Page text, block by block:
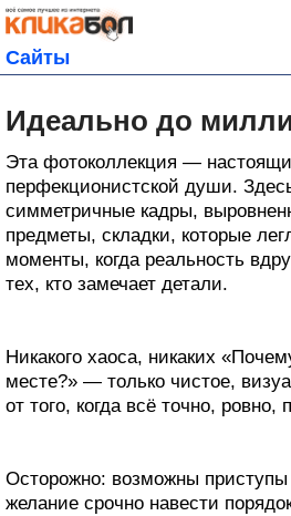
Сайты
Идеально до
Эта фотоколлекция —
перфекционистской души.
симметричные кадры,
предметы, складки, которые
моменты, когда реальность
тех, кто замечает детали.
Никакого хаоса, никаких
месте?» — только чистое,
от того, когда всё точно, ровно,
Осторожно: возможны приступы
желание срочно навести